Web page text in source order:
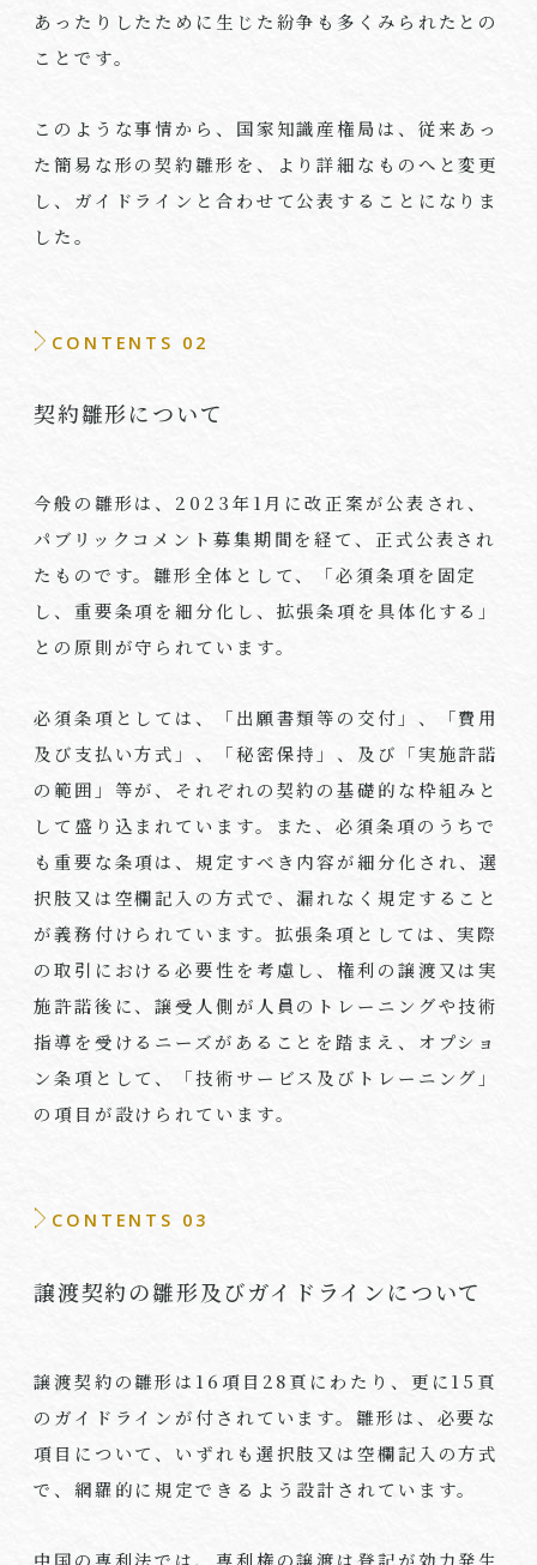
あったりしたために生じた紛争も多くみられたとの
ことです。
このような事情から、国家知識産権局は、従来あっ
た簡易な形の契約雛形を、より詳細なものへと変更
し、ガイドラインと合わせて公表することになりま
した。
CONTENTS 02
契約雛形について
今般の雛形は、 2023年1月に改正案が公表され、
パブリックコメント募集期間を経て、正式公表され
たものです。雛形全体として、「必須条項を固定
し、重要条項を細分化し、拡張条項を具体化する」
との原則が守られています。
必須条項としては、「出願書類等の交付」、「費用
及び支払い方式」、「秘密保持」、及び「実施許諾
の範囲」等が、それぞれの契約の基礎的な枠組みと
して盛り込まれています。また、必須条項のうちで
も重要な条項は、規定すべき内容が細分化され、選
択肢又は空欄記入の方式で、漏れなく規定すること
が義務付けられています。拡張条項としては、実際
の取引における必要性を考慮し、権利の譲渡又は実
施許諾後に、譲受人側が人員のトレーニングや技術
指導を受けるニーズがあることを踏まえ、オプショ
ン条項として、「技術サービス及びトレーニング」
の項目が設けられています。
CONTENTS 03
譲渡契約の雛形及びガイドラインについて
譲渡契約の雛形は 16 項目 28頁にわたり、更に15 頁
のガイドラインが付されています。雛形は、必要な
項目について、いずれも選択肢又は空欄記入の方式
で、網羅的に規定できるよう設計されています。
中国の専利法では、専利権の譲渡は登記が効力発生